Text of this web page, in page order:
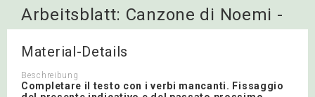
Arbeitsblatt: Canzone di Noemi -
Vuoto a perdere
Material-Details
Beschreibung
Completare il testo con i verbi mancanti. Fissaggio